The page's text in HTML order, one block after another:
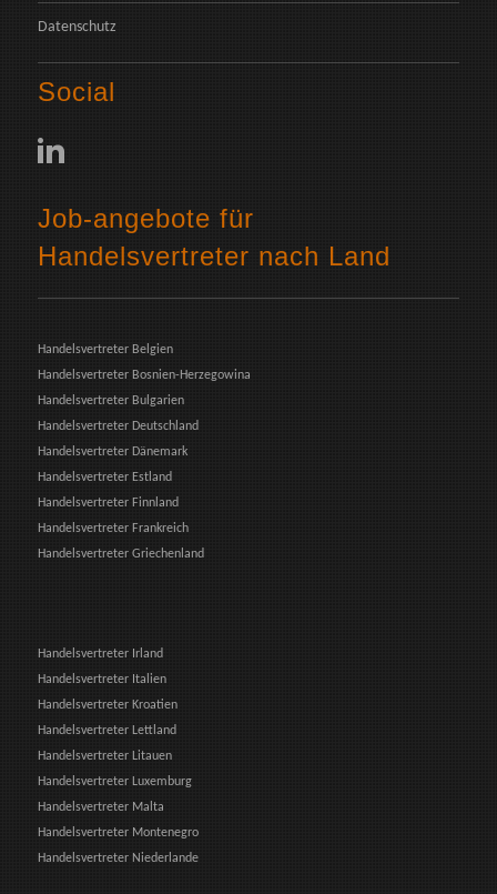
Datenschutz
Social
Job-angebote für
Handelsvertreter nach Land
Handelsvertreter Belgien
Handelsvertreter Bosnien-Herzegowina
Handelsvertreter Bulgarien
Handelsvertreter Deutschland
Handelsvertreter Dänemark
Handelsvertreter Estland
Handelsvertreter Finnland
Handelsvertreter Frankreich
Handelsvertreter Griechenland
Handelsvertreter Irland
Handelsvertreter Italien
Handelsvertreter Kroatien
Handelsvertreter Lettland
Handelsvertreter Litauen
Handelsvertreter Luxemburg
Handelsvertreter Malta
Handelsvertreter Montenegro
Handelsvertreter Niederlande